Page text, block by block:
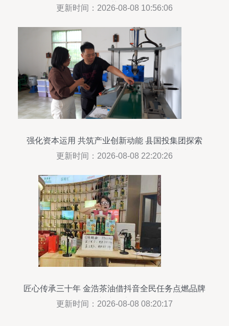
茶
更新时间：2026-08-08 10:56:06
强化资本运用 共筑产业创新动能 县国投集团探索
国有资本激活乡村振兴的新路径——以茶种植为例
更新时间：2026-08-08 22:20:26
匠心传承三十年 金浩茶油借抖音全民任务点燃品牌
新生命力
更新时间：2026-08-08 08:20:17